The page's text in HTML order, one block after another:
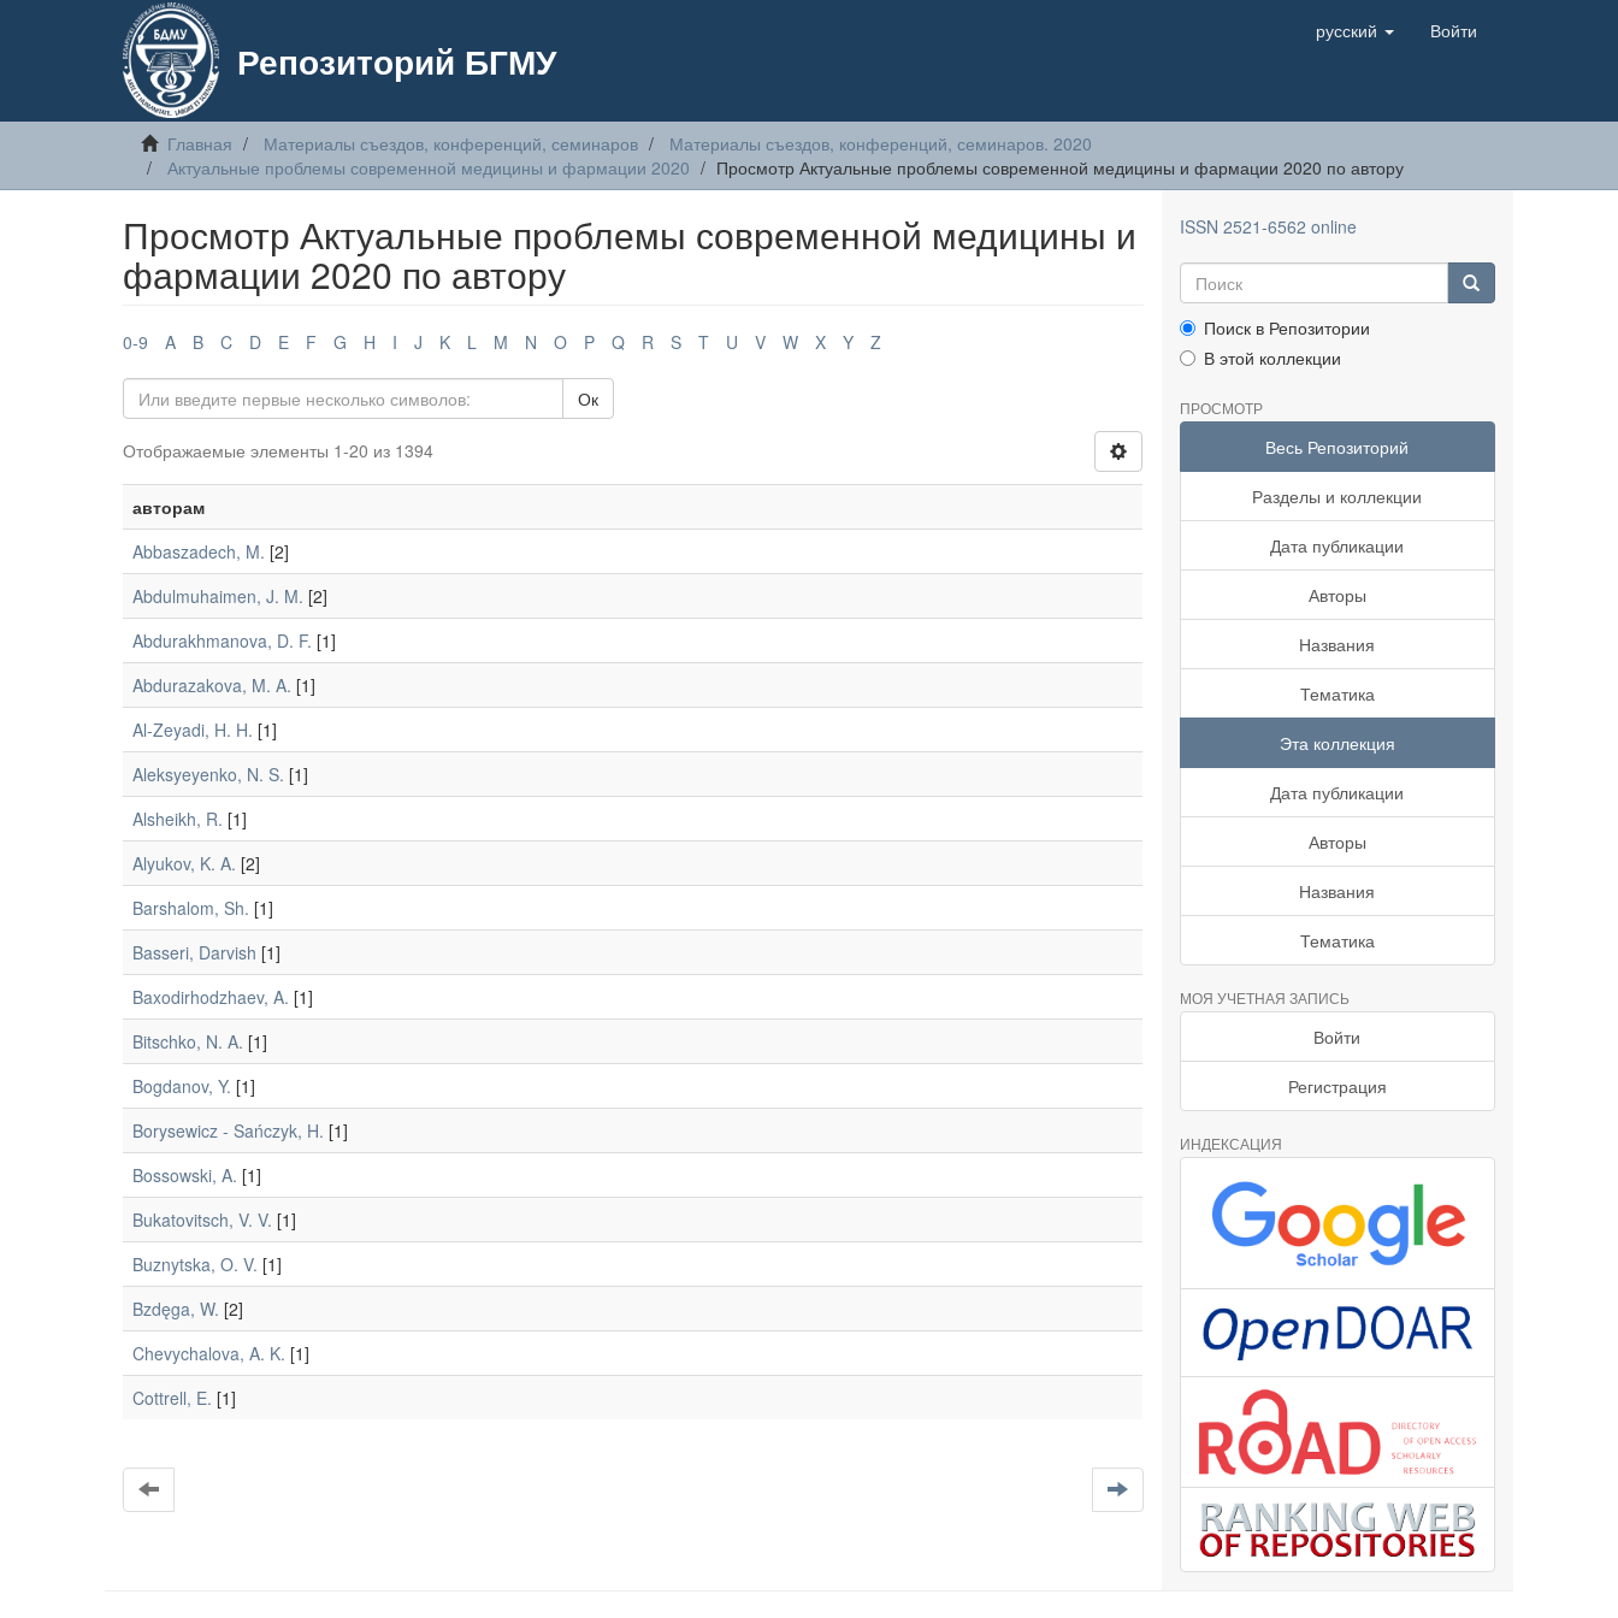
Репозиторий БГМУ
русский Войти
Главная Материалы съездов, конференций, семинаров
Материалы съездов, конференций, семинаров. 2020
Актуальные проблемы современной медицины и фармации 2020
Просмотр Актуальные проблемы современной медицины и фармации 2020 по автору
Просмотр Актуальные проблемы современной медицины и
фармации 2020 по автору
0-9 A B C D E F G H I J K L M N O P Q R S T U V W X Y Z
Ок
Отображаемые элементы 1-20 из 1394
авторам
Abbaszadech, M. [2]
Abdulmuhaimen, J. M. [2]
Abdurakhmanova, D. F. [1]
Abdurazakova, M. A. [1]
Al-Zeyadi, H. H. [1]
Aleksyeyenko, N. S. [1]
Alsheikh, R. [1]
Alyukov, K. A. [2]
Barshalom, Sh. [1]
Basseri, Darvish [1]
Baxodirhodzhaev, A. [1]
Bitschko, N. A. [1]
Bogdanov, Y. [1]
Borysewicz - Sańczyk, H. [1]
Bossowski, A. [1]
Bukatovitsch, V. V. [1]
Buznytska, O. V. [1]
Bzdęga, W. [2]
Chevychalova, A. K. [1]
Cottrell, E. [1]
ISSN 2521-6562 online
Поиск в Репозитории
В этой коллекции
ПРОСМОТР
Весь Репозиторий
Разделы и коллекции
Дата публикации
Авторы
Названия
Тематика
Эта коллекция
Дата публикации
Авторы
Названия
Тематика
МОЯ УЧЕТНАЯ ЗАПИСЬ
Войти
Регистрация
ИНДЕКСАЦИЯ